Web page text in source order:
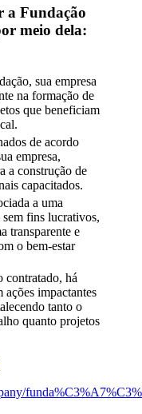
a Fundação
meio dela:
sua empresa
na formação de
que beneficiam
de acordo
empresa,
a construção de
capacitados.
a uma
fins lucrativos,
transparente e
o bem-estar
contratado, há
ações impactantes
tanto o
quanto projetos